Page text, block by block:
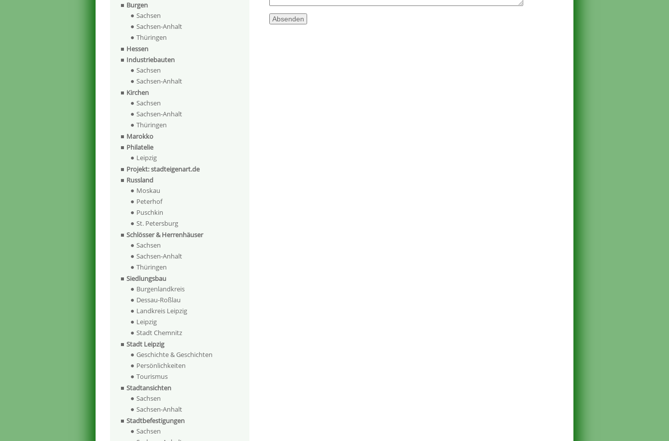
Burgen
Sachsen
Sachsen-Anhalt
Thüringen
Hessen
Industriebauten
Sachsen
Sachsen-Anhalt
Kirchen
Sachsen
Sachsen-Anhalt
Thüringen
Marokko
Philatelie
Leipzig
Projekt: stadteigenart.de
Russland
Moskau
Peterhof
Puschkin
St. Petersburg
Schlösser & Herrenhäuser
Sachsen
Sachsen-Anhalt
Thüringen
Siedlungsbau
Burgenlandkreis
Dessau-Roßlau
Landkreis Leipzig
Leipzig
Stadt Chemnitz
Stadt Leipzig
Geschichte & Geschichten
Persönlichkeiten
Tourismus
Stadtansichten
Sachsen
Sachsen-Anhalt
Stadtbefestigungen
Sachsen